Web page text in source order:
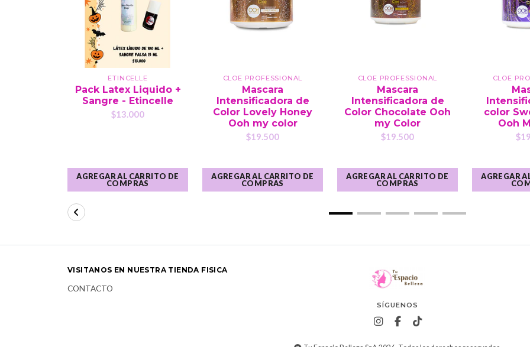
ETINCELLE
Pack Latex Liquido +
Sangre - Etincelle
$13.000
AGREGAR AL CARRITO DE
COMPRAS
CLOE PROFESSIONAL
Mascara
Intensificadora de
Color Lovely Honey
Ooh my color
$19.500
AGREGAR AL CARRITO DE
COMPRAS
CLOE PROFESSIONAL
Mascara
Intensificadora de
Color Chocolate Ooh
my Color
$19.500
AGREGAR AL CARRITO DE
COMPRAS
CLOE
color
Ooh
AGREGAR
SÍGUENOS
VISITANOS EN NUESTRA TIENDA FISICA
CONTACTO